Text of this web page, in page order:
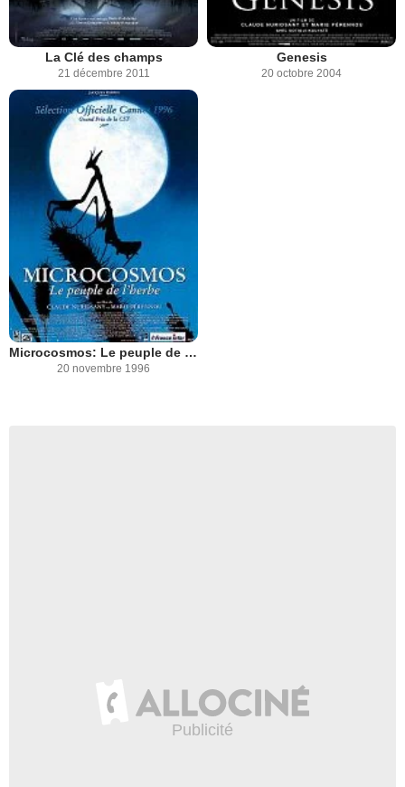
La Clé des champs
21 décembre 2011
Genesis
20 octobre 2004
Microcosmos: Le peuple de l'herbe
20 novembre 1996